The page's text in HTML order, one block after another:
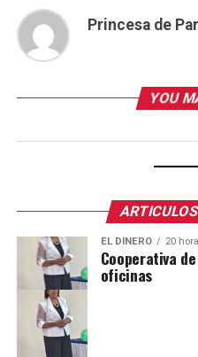
Princesa de
YOU
EL DINERO 20
Cooperativa
oficinas